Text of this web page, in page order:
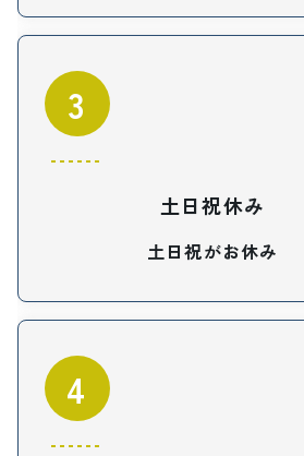
3
土日祝休み
土日祝がお休み
4